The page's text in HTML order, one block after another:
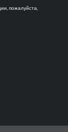
пожалуйста,